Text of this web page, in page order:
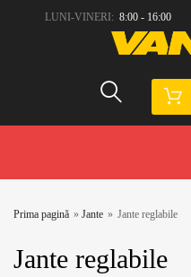
LUNI-VINERI: 8:00 - 16:00
Prima pagină » Jante » Jante reglabile
Jante reglabile